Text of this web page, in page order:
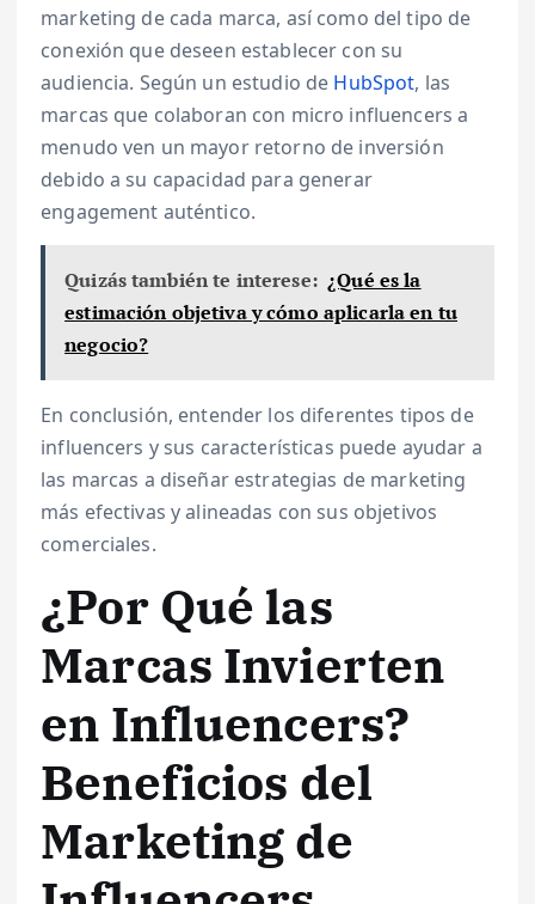
marketing de cada marca, así como del tipo de
conexión que deseen establecer con su
audiencia. Según un estudio de HubSpot, las
marcas que colaboran con micro influencers a
menudo ven un mayor retorno de inversión
debido a su capacidad para generar
engagement auténtico.
Quizás también te interese: ¿Qué es la
estimación objetiva y cómo aplicarla en tu
negocio?
En conclusión, entender los diferentes tipos de
influencers y sus características puede ayudar a
las marcas a diseñar estrategias de marketing
más efectivas y alineadas con sus objetivos
comerciales.
¿Por Qué las
Marcas Invierten
en Influencers?
Beneficios del
Marketing de